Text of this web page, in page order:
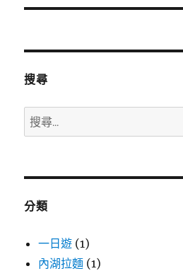
搜尋
搜
尋
鍵
分類
一日遊 (1)
內湖拉麵 (1)